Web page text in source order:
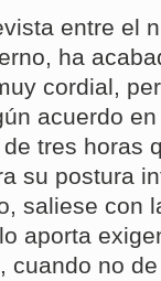
entre el
ha
cordial,
acuerdo
tres horas
su postura
saliese con
aporta
cuando no